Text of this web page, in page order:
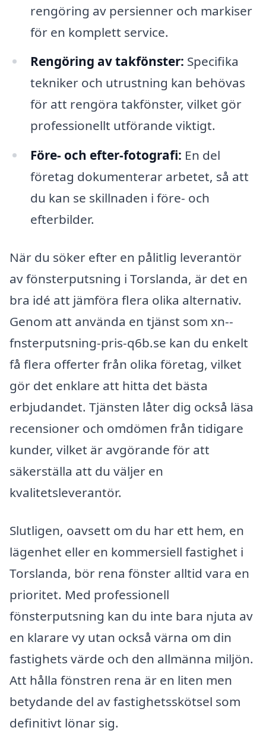
rengöring av persienner och markiser
för en komplett service.
Rengöring av takfönster: Specifika
tekniker och utrustning kan behövas
för att rengöra takfönster, vilket gör
professionellt utförande viktigt.
Före- och efter-fotografi: En del
företag dokumenterar arbetet, så att
du kan se skillnaden i före- och
efterbilder.
När du söker efter en pålitlig leverantör
av fönsterputsning i Torslanda, är det en
bra idé att jämföra flera olika alternativ.
Genom att använda en tjänst som xn--
fnsterputsning-pris-q6b.se kan du enkelt
få flera offerter från olika företag, vilket
gör det enklare att hitta det bästa
erbjudandet. Tjänsten låter dig också läsa
recensioner och omdömen från tidigare
kunder, vilket är avgörande för att
säkerställa att du väljer en
kvalitetsleverantör.
Slutligen, oavsett om du har ett hem, en
lägenhet eller en kommersiell fastighet i
Torslanda, bör rena fönster alltid vara en
prioritet. Med professionell
fönsterputsning kan du inte bara njuta av
en klarare vy utan också värna om din
fastighets värde och den allmänna miljön.
Att hålla fönstren rena är en liten men
betydande del av fastighetsskötsel som
definitivt lönar sig.